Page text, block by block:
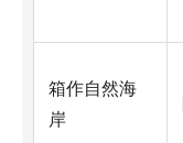
箱作自然海
岸